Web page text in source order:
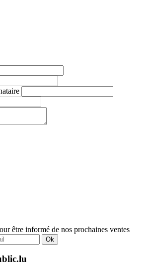
être informé de nos prochaines ventes
Ok